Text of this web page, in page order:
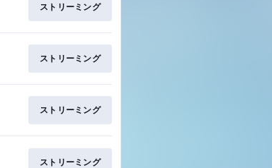
ストリーミング
ストリーミング
ストリーミング
ストリーミング